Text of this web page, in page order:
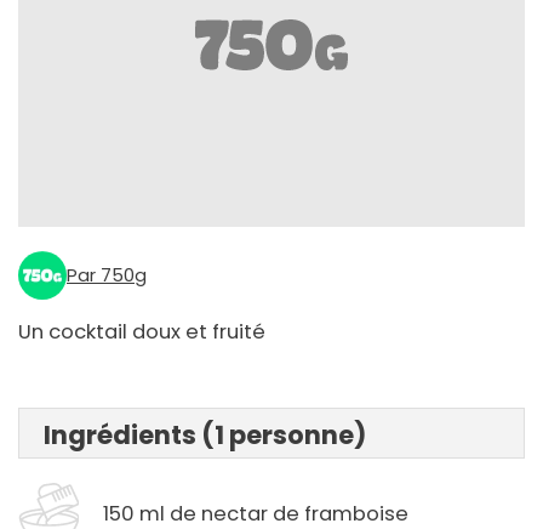
Par 750g
Un cocktail doux et fruité
Ingrédients (1 personne)
150 ml de nectar de framboise